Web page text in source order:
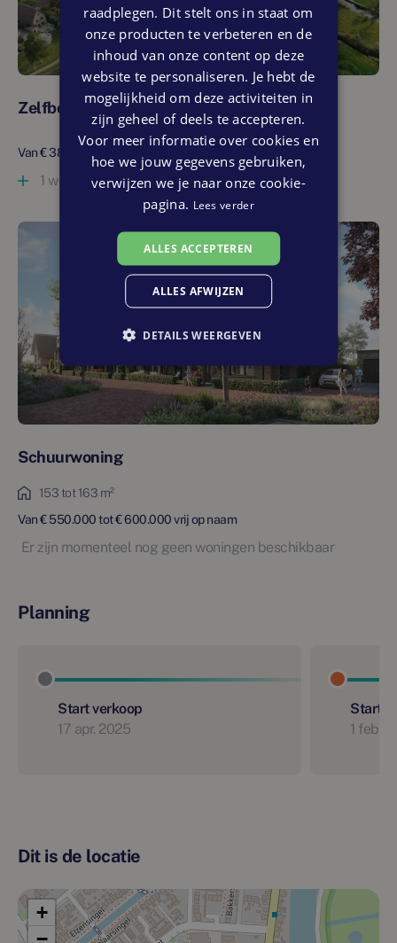
Zelfbouwkavels
Van € 385.000 tot € 550.000 vrij op naam
1 woning beschikbaar
Schuurwoning
153 tot 163 m²
Van € 550.000 tot € 600.000 vrij op naam
Er zijn momenteel nog geen woningen beschikbaar
Planning
Start verkoop
17 apr. 2025
Start
1 feb.
Dit is de locatie
+
raadplegen. Dit stelt ons in staat om
onze producten te verbeteren en de
inhoud van onze content op deze
website te personaliseren. Je hebt de
mogelijkheid om deze activiteiten in
zijn geheel of deels te accepteren.
Voor meer informatie over cookies en
hoe we jouw gegevens gebruiken,
verwijzen we je naar onze cookie-
pagina. Lees verder
ALLES ACCEPTEREN
ALLES AFWIJZEN
DETAILS WEERGEVEN